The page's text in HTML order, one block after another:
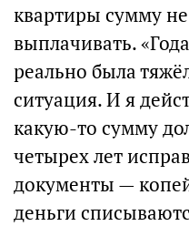
квартиры сумму
выплачивать.
реально была
ситуация. И я
какую-то сумму
четырех лет
документы —
деньги